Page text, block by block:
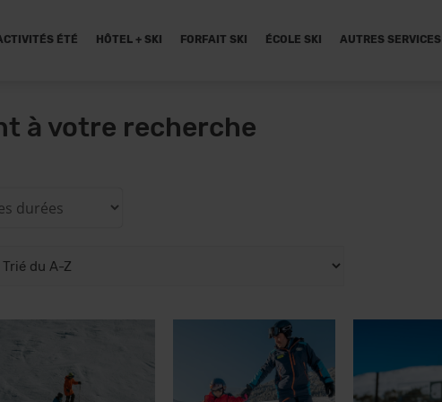
ÉTÉ HÔTEL + SKI FORFAIT SKI ÉCOLE SKI AUTRES SERVICES
à votre recherche